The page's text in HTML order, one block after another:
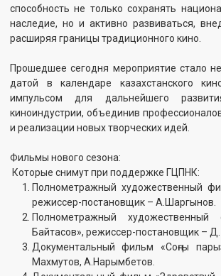
Фильмы, которые будут сняты без государственной
Полнометражный художественный фильм «Мама»
Полнометражный художественный фильм «Сказ о
Полнометражный художественный фильм «Жабайы»
Полнометражный художественный фильм «Болмаған
Смотрите также